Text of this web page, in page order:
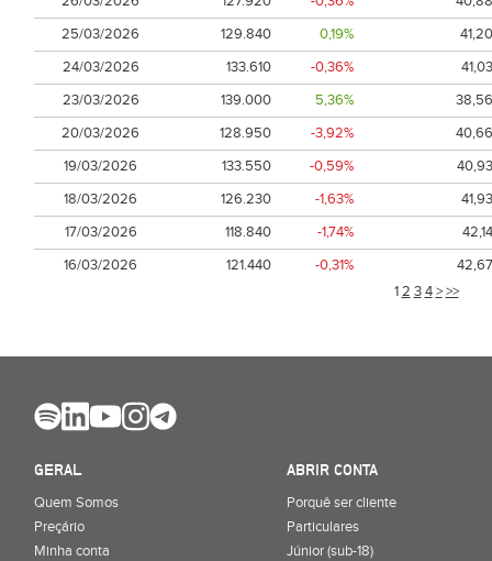
12 3 4 > >>
25/03/2026
129.840 0,19%
41,20
24/03/2026
133.610 -0,36%
41,03
23/03/2026
139.000 5,36%
38,56
20/03/2026
128.950 -3,92%
40,66
19/03/2026
133.550 -0,59%
40,93
18/03/2026
126.230 -1,63%
41,93
17/03/2026
118.840 -1,74%
42,14
16/03/2026
121.440 -0,31% 42,67
GERAL
Quem Somos
Preçário
Minha conta
ABRIR CONTA
Porquê ser cliente
Particulares
Júnior (sub-18)